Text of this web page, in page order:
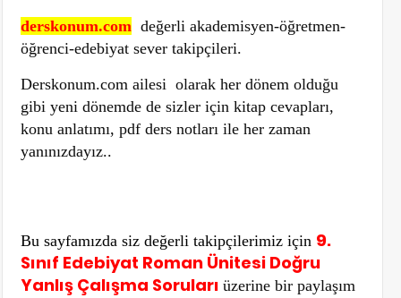
derskonum.com değerli akademisyen-öğretmen-
öğrenci-edebiyat sever takipçileri.
Derskonum.com ailesi olarak her dönem olduğu
gibi yeni dönemde de sizler için kitap cevapları,
konu anlatımı, pdf ders notları ile her zaman
yanınızdayız..
Bu sayfamızda siz değerli takipçilerimiz için 9.
Sınıf Edebiyat Roman Ünitesi Doğru
Yanlış Çalışma Sorularıüzerine bir paylaşım